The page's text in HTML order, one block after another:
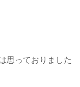
思っておりました